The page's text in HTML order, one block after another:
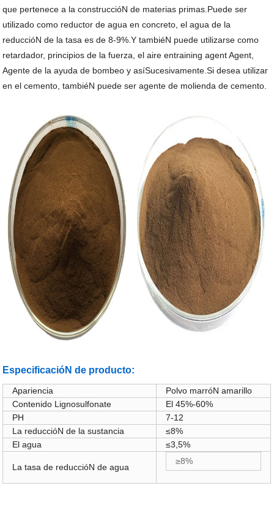
que pertenece a la construccióN de materias primas.Puede ser
utilizado como reductor de agua en concreto, el agua de la
reduccióN de la tasa es de 8-9%.Y tambiéN puede utilizarse como
retardador, principios de la fuerza, el aire entraining agent Agent,
Agente de la ayuda de bombeo y asíSucesivamente.Si desea utilizar
en el cemento, tambiéN puede ser agente de molienda de cemento.
EspecificacióN de producto:
Apariencia
Polvo marróN amarillo
Contenido Lignosulfonate
El 45%-60%
PH
7-12
La reduccióN de la sustancia
≤8%
El agua
≤3,5%
La tasa de reduccióN de agua
≥8%